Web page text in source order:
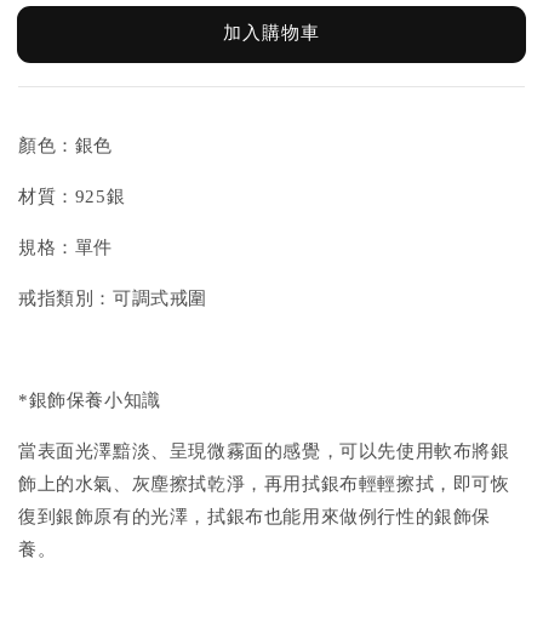
加入購物車
顏色：銀色
材質：925銀
規格：單件
戒指類別：可調式戒圍
*銀飾保養小知識
當表面光澤黯淡、呈現微霧面的感覺，可以先使用軟布將銀
飾上的水氣、灰塵擦拭乾淨，再用拭銀布輕輕擦拭，即可恢
復到銀飾原有的光澤，拭銀布也能用來做例行性的銀飾保
養。